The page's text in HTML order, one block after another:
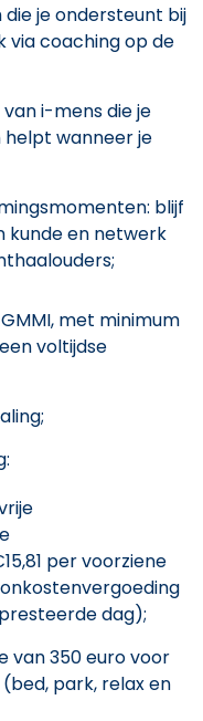
je ondersteunt bij
via coaching op de
i-mens die je
wanneer je
blijf
kunde en netwerk
met minimum
voltijdse
per voorziene
dag);
van 350 euro voor
park, relax en